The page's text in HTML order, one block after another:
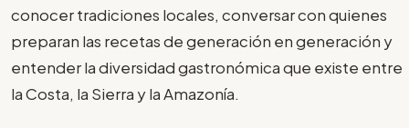
conocer tradiciones locales, conversar con quienes
preparan las recetas de generación en generación y
entender la diversidad gastronómica que existe entre
la Costa, la Sierra y la Amazonía.